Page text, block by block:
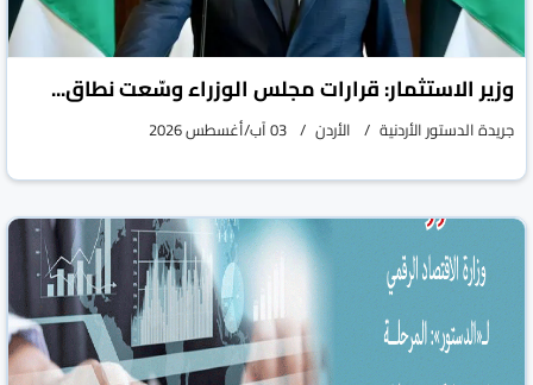
وزير الاستثمار: قرارات مجلس الوزراء وسّعت نطاق...
جريدة الدستور الأردنية الأردن 03 آب/أغسطس 2026